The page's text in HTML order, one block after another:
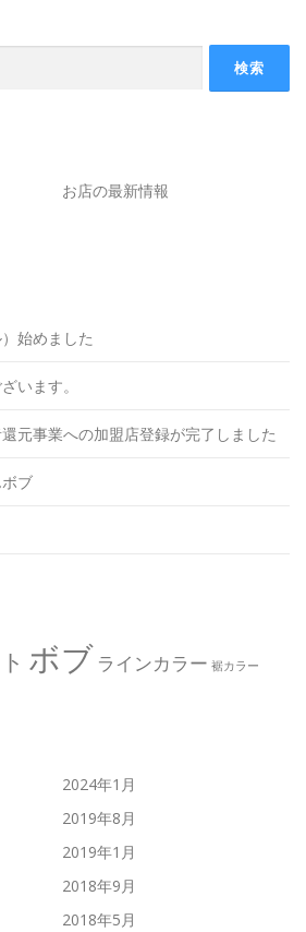
お店の最新情報
始めました
います。
元事業への加盟店登録が完了しました
ブ
ボブ ラインカラー 裾カラー
2024年1月
2019年8月
2019年1月
2018年9月
2018年5月